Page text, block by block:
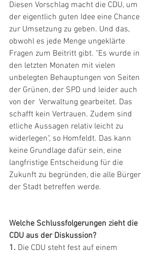
Diesen Vorschlag macht die CDU, um
der eigentlich guten Idee eine Chance
zur Umsetzung zu geben. Und das,
obwohl es jede Menge ungeklärte
Fragen zum Beitritt gibt. "Es wurde in
den letzten Monaten mit vielen
unbelegten Behauptungen von Seiten
der Grünen, der SPD und leider auch
von der  Verwaltung gearbeitet. Das
schafft kein Vertrauen. Zudem sind
etliche Aussagen relativ leicht zu
widerlegen", so Homfeldt. Das kann
keine Grundlage dafür sein, eine
langfristige Entscheidung für die
Zukunft zu begründen, die alle Bürger
der Stadt betreffen werde.
Welche Schlussfolgerungen zieht die
CDU aus der Diskussion?
1. Die CDU steht fest auf einem